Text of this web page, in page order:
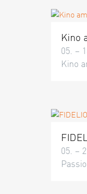
Kino
05. –
Kino
05. –